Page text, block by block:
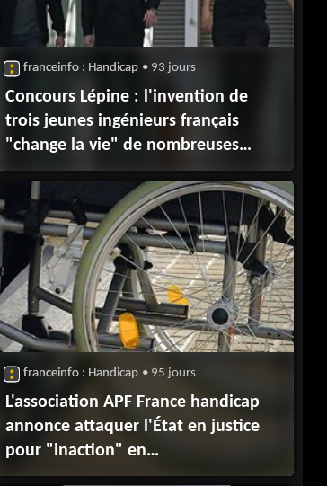
franceinfo : Handicap • 93 jours
Concours Lépine : l'invention de
trois jeunes ingénieurs français
"change la vie" de nombreuses
personnes en fauteuil roulant
franceinfo : Handicap • 95 jours
L'association APF France handicap
annonce attaquer l'État en justice
pour "inaction" en
matière d'accessibilité